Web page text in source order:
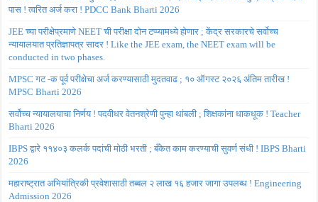
पास ! त्वरित अर्ज करा ! PDCC Bank Bharti 2026
JEE च्या परीक्षेप्रमाणे NEET ची परीक्षा दोन टप्प्यामध्ये होणार ; केंद्र सरकारचे सर्वोच्च
न्यायालयात प्रतिज्ञापत्र सादर ! Like the JEE exam, the NEET exam will be
conducted in two phases.
MPSC गट -क पूर्व परीक्षेचा अर्ज करण्यासाठी मुदतवाढ ; १० ऑगस्ट २०२६ अंतिम तारीख !
MPSC Bharti 2026
सर्वोच्च न्यायालयाचा निर्णय ! पदवीधर वेतनश्रेणी पुन्हा थांबली ; शिक्षकांना धाकधूक ! Teacher
Bharti 2026
IBPS द्वारे ११४०३ कलर्क पदांची मोठी भरती ; बँकेत काम करण्याची सुवर्ण संधी ! IBPS Bharti
2026
महाराष्ट्रात अभियांत्रिकी प्रवेशासाठी तब्बल २ लाख १६ हजार जागा उपलब्ध ! Engineering
Admission 2026